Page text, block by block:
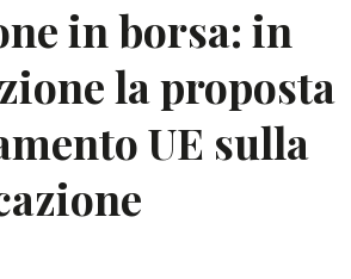
in borsa: in
la proposta
UE sulla